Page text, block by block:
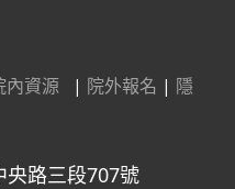
內資源 | 院外報名 | 隱
央路三段707號